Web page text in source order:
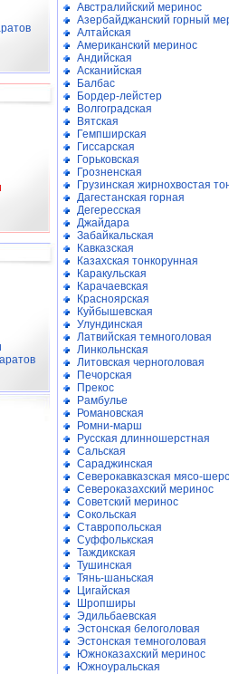
Австралийский меринос
Азербайджанский горный
Алтайская
Американский меринос
Андийская
Асканийская
Балбас
Бордер-лейстер
Волгоградская
Вятская
Гемпширская
Гиссарская
Горьковская
Грозненская
Грузинская жирнохвостая
Дагестанская горная
Дегересская
Джайдара
Забайкальская
Кавказская
Казахская тонкорунная
Каракульская
Карачаевская
Красноярская
Куйбышевская
Улундинская
Латвийская темноголовая
Линкольнская
Литовская черноголовая
Печорская
Прекос
Рамбулье
Романовская
Ромни-марш
Русская длинношерстная
Сальская
Сараджинская
Северокавказская мясо-
Североказахский меринос
Советский меринос
Сокольская
Ставропольская
Суффолькская
Таждикская
Тушинская
Тянь-шаньская
Цигайская
Шропширы
Эдильбаевская
Эстонская белоголовая
Эстонская темноголовая
Южноказахский меринос
Южноуральская